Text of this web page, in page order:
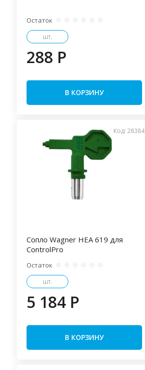
Остаток
шт.
288 P
В КОРЗИНУ
Код: 28384
Сопло Wagner HEA 619 для
ControlPro
Остаток
шт.
5 184 P
В КОРЗИНУ